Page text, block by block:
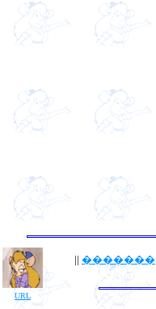
URL
|| �������